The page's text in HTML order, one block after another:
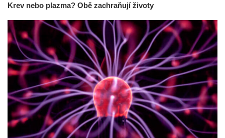
Krev nebo plazma? Obě zachraňují životy